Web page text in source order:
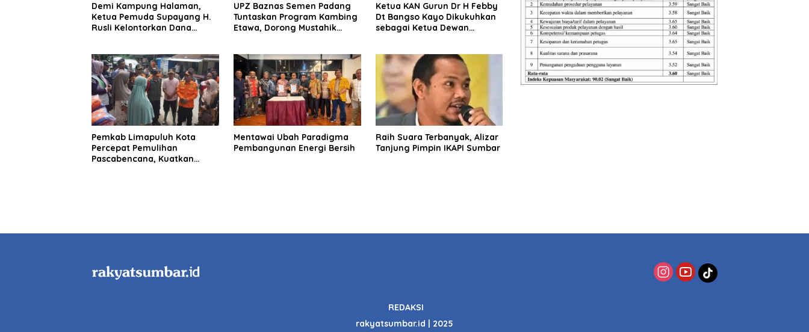
Demi Kampung Halaman,
Ketua Pemuda Supayang H.
Rusli Kelontorkan Dana
UPZ Baznas Semen Padang
Tuntaskan Program Kambing
Etawa, Dorong Mustahik
Ketua KAN Gurun Dr H Febby
Dt Bangso Kayo Dikukuhkan
sebagai Ketua Dewan
Pemkab Limapuluh Kota
Percepat Pemulihan
Pascabencana, Kuatkan
Mentawai Ubah Paradigma
Pembangunan Energi Bersih
Raih Suara Terbanyak, Alizar
Tanjung Pimpin IKAPI Sumbar
REDAKSI
rakyatsumbar.id | 2025